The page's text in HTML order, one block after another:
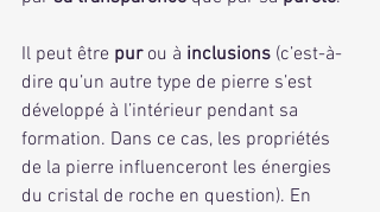
Il peut être pur ou à inclusions (c’est-à-
dire qu’un autre type de pierre s’est
développé à l’intérieur pendant sa
formation. Dans ce cas, les propriétés
de la pierre influenceront les énergies
du cristal de roche en question). En